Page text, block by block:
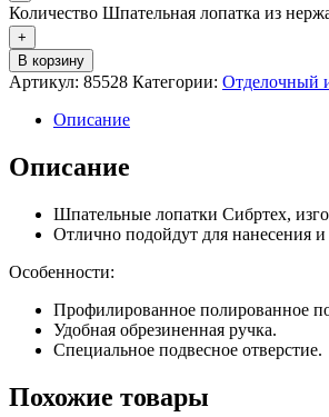
Количество Шпательная лопатка из
+
В корзину
Артикул: 85528 Категории: Отделочный
Описание
Описание
Шпательные лопатки Сибртех,
Отлично подойдут для нанесения
Особенности:
Профилированное полированное
Удобная обрезиненная ручка.
Специальное подвесное отверстие.
Похожие товары